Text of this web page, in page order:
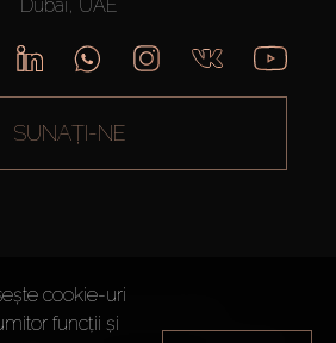
Dubai, UAE
SUNAȚI-NE
©2026 Toate drepturile rezervate
cookie-uri
funcții și